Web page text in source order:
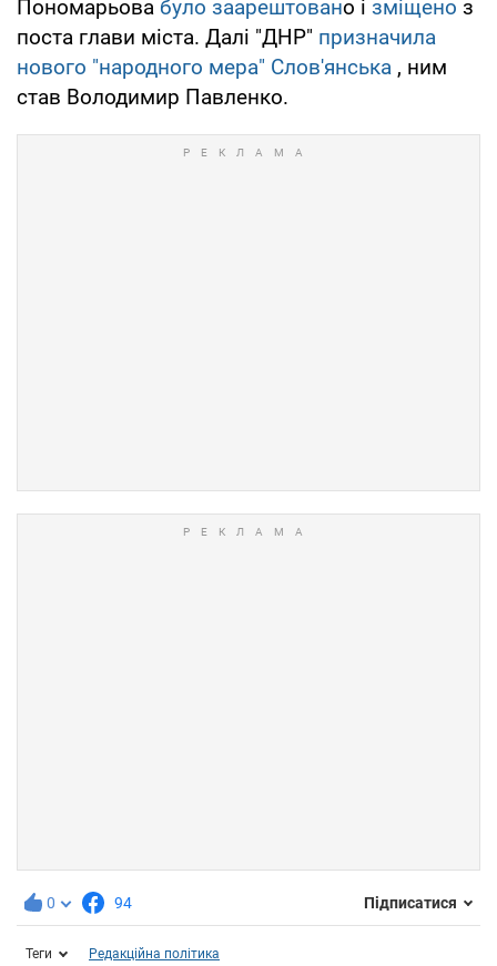
Пономарьова було заарештовано і зміщено з
поста глави міста. Далі "ДНР" призначила
нового "народного мера" Слов'янська , ним
став Володимир Павленко.
0 94 Підписатися
Теги Редакційна політика